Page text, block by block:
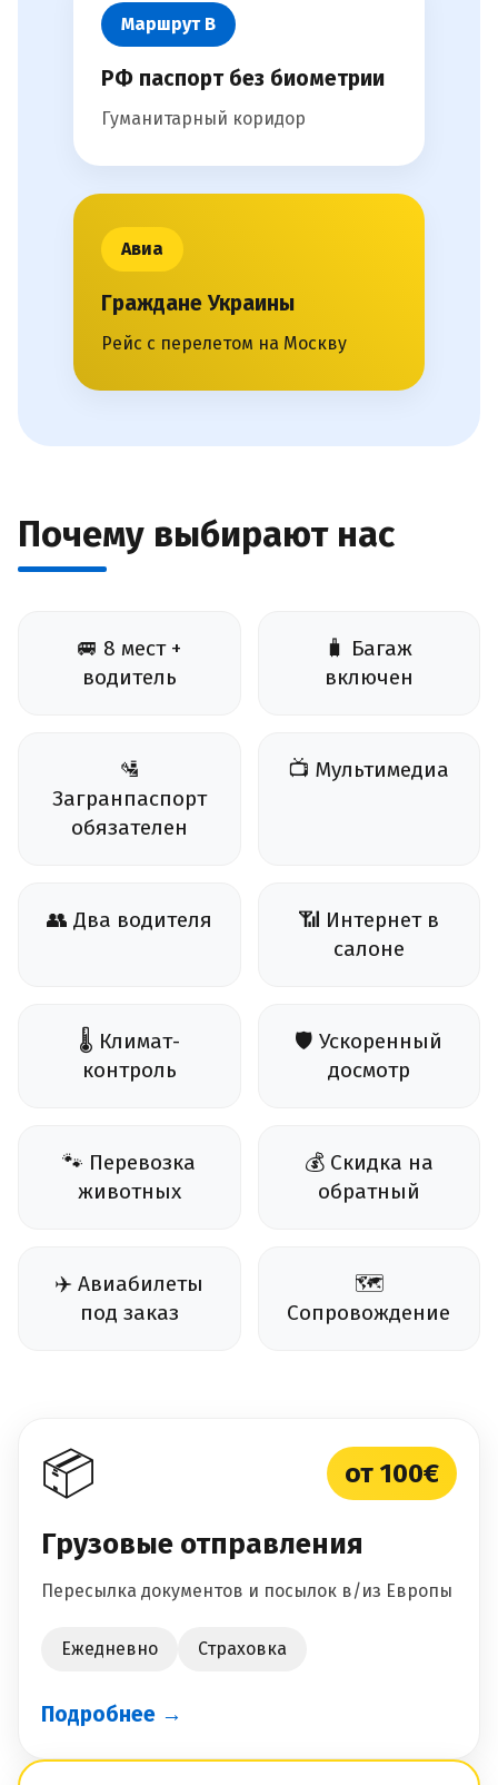
Маршрут В
РФ паспорт без биометрии
Гуманитарный коридор
Авиа
Граждане Украины
Рейс с перелетом на Москву
Почему выбирают нас
🚐 8 мест +
водитель
🧳 Багаж
включен
🛂
Загранпаспорт
обязателен
📺 Мультимедиа
👥 Два водителя
📶 Интернет в
салоне
🌡️ Климат-
контроль
🛡️ Ускоренный
досмотр
🐾 Перевозка
животных
💰 Скидка на
обратный
✈️ Авиабилеты
под заказ
🗺️
Сопровождение
📦 от 100€
Грузовые отправления
Пересылка документов и посылок в/из Европы
Ежедневно Страховка
Подробнее →